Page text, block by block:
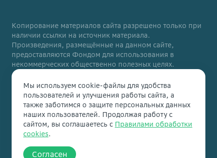
Копирование материалов сайта разрешено только при
наличии ссылки на источник материала.
Произведения, размещённые на данном сайте,
предоставляются Фондом для использования в
некоммерческих общественно полезных целях.
Данный сайт адаптирован для людей с ограниченными
возможностями здоровья. Если вы столкнулись с
трудностями при использовании нашего сайта,
напишите нам наsupport@vbudushee.ru. Мы
постараемся вам помочь.
Copyright 2026
Мы используем cookie-файлы для удобства
пользователей и улучшения работы сайта, а
также заботимся о защите персональных данных
наших пользователей. Продолжая работу с
сайтом, вы соглашаетесь с Правилами обработки
cookies.
Согласен